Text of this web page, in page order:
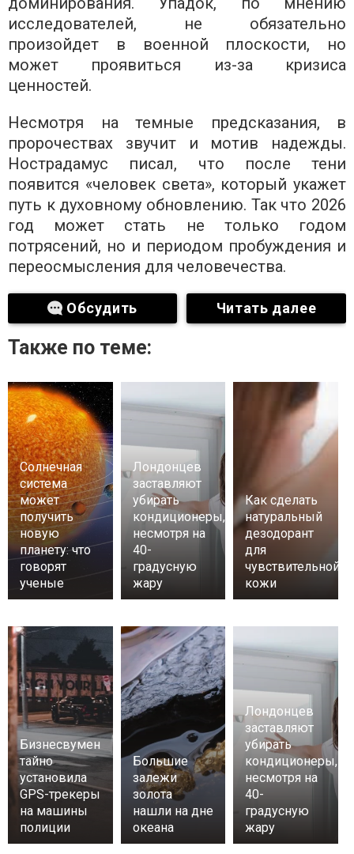
исследователей, не обязательно
произойдет в военной плоскости, но
может проявиться из-за кризиса
ценностей.
Несмотря на темные предсказания, в
пророчествах звучит и мотив надежды.
Нострадамус писал, что после тени
появится «человек света», который укажет
путь к духовному обновлению. Так что 2026
год может стать не только годом
потрясений, но и периодом пробуждения и
переосмысления для человечества.
Обсудить Читать далее
Также по теме:
Солнечная
система
может
получить
новую
планету: что
говорят
ученые
Лондонцев
заставляют
убирать
кондиционеры,
несмотря на
40-
градусную
жару
Как сделать
натуральный
дезодорант
для
чувствительной
кожи
Бизнесвумен
тайно
установила
GPS-трекеры
на машины
полиции
Большие
залежи
золота
нашли на дне
океана
Лондонцев
заставляют
убирать
кондиционеры,
несмотря на
40-
градусную
жару